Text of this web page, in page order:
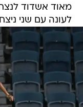
מאוד אשדוד
לעונה עם שני